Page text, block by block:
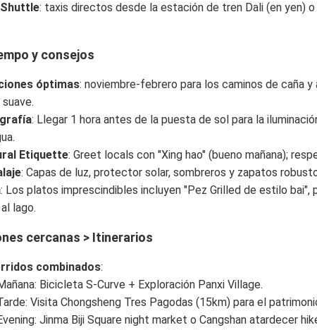
: taxis directos desde la estación de tren Dali (en yen)
y consejos
óptimas: noviembre-febrero para los caminos de caña
: Llegar 1 hora antes de la puesta de sol para la
Etiquette: Greet locals con "Xing hao" (bueno mañana);
: Capas de luz, protector solar, sombreros y zapatos
: Los platos imprescindibles incluyen "Pez Grilled de estilo
lago.
cercanas > Itinerarios
combinados:
Bicicleta S-Curve + Exploración Panxi Village.
Visita Chongsheng Tres Pagodas (15km) para el
Jinma Biji Square night market o Cangshan atardecer